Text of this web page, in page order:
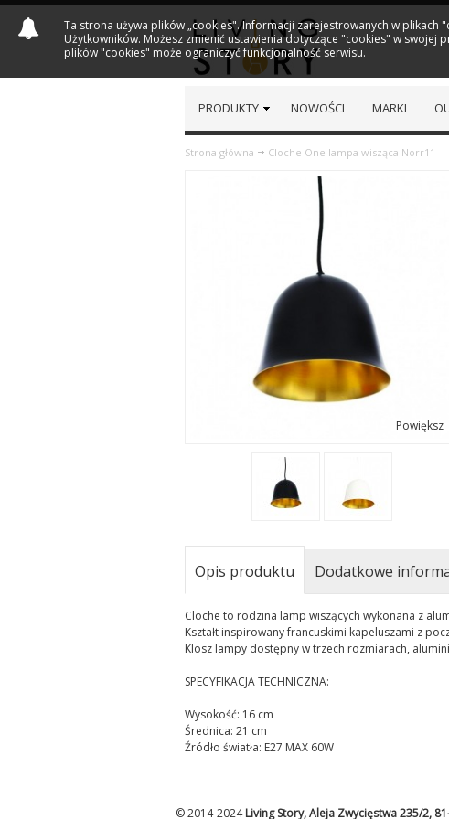
PRODUKTY NOWOŚCI MARKI
Strona główna Cloche One lampa wisząca Norr11
Powiększ
Opis produktu Dodatkowe
Cloche to rodzina lamp wiszących wykonana z
Kształt inspirowany francuskimi kapeluszami z
Klosz lampy dostępny w trzech rozmiarach,
SPECYFIKACJA TECHNICZNA:
Wysokość: 16 cm
Średnica: 21 cm
Źródło światła: E27 MAX 60W
© 2014-2024Living Story, Aleja Zwycięstwa 235/2,
Ta strona używa plików „cookies". Informacji zarejestrowanych w
Użytkowników. Możesz zmienić ustawienia dotyczące "cookies" w
plików "cookies" może ograniczyć funkcjonalność serwisu.